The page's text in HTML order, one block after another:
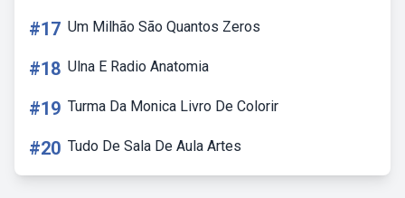
#17 Um Milhão São Quantos Zeros
#18 Ulna E Radio Anatomia
#19 Turma Da Monica Livro De Colorir
#20 Tudo De Sala De Aula Artes